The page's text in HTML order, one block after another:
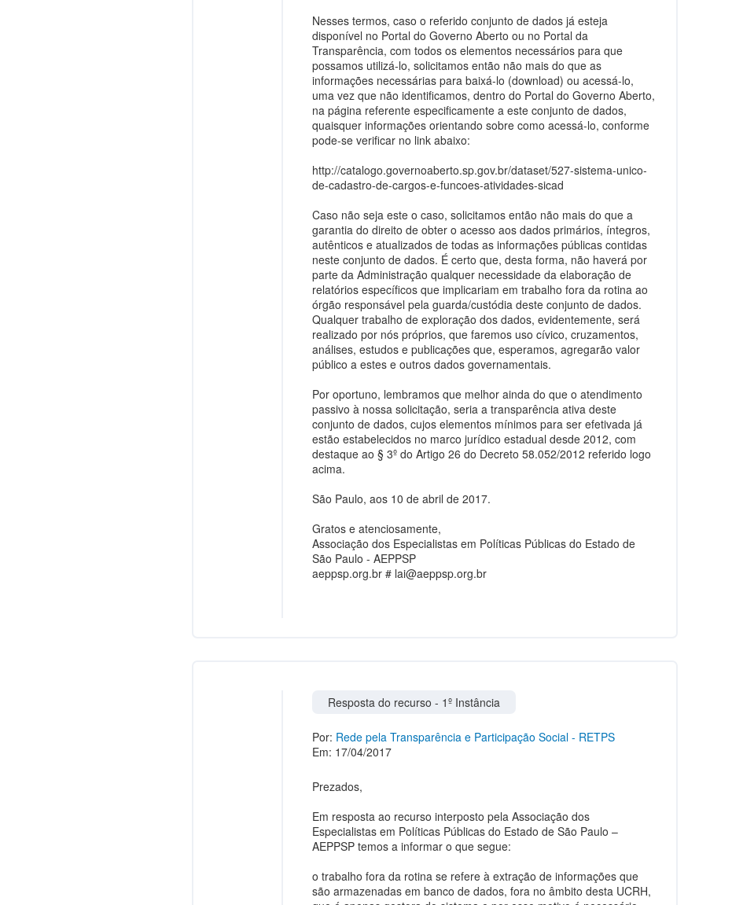
Nesses termos, caso o referido conjunto de dados já esteja
disponível no Portal do Governo Aberto ou no Portal da
Transparência, com todos os elementos necessários para que
possamos utilizá-lo, solicitamos então não mais do que as
informações necessárias para baixá-lo (download) ou acessá-lo,
uma vez que não identificamos, dentro do Portal do Governo Aberto,
na página referente especificamente a este conjunto de dados,
quaisquer informações orientando sobre como acessá-lo, conforme
pode-se verificar no link abaixo:
http://catalogo.governoaberto.sp.gov.br/dataset/527-sistema-unico-
de-cadastro-de-cargos-e-funcoes-atividades-sicad
Caso não seja este o caso, solicitamos então não mais do que a
garantia do direito de obter o acesso aos dados primários, íntegros,
autênticos e atualizados de todas as informações públicas contidas
neste conjunto de dados. É certo que, desta forma, não haverá por
parte da Administração qualquer necessidade da elaboração de
relatórios específicos que implicariam em trabalho fora da rotina ao
órgão responsável pela guarda/custódia deste conjunto de dados.
Qualquer trabalho de exploração dos dados, evidentemente, será
realizado por nós próprios, que faremos uso cívico, cruzamentos,
análises, estudos e publicações que, esperamos, agregarão valor
público a estes e outros dados governamentais.
Por oportuno, lembramos que melhor ainda do que o atendimento
passivo à nossa solicitação, seria a transparência ativa deste
conjunto de dados, cujos elementos mínimos para ser efetivada já
estão estabelecidos no marco jurídico estadual desde 2012, com
destaque ao § 3º do Artigo 26 do Decreto 58.052/2012 referido logo
acima.
São Paulo, aos 10 de abril de 2017.
Gratos e atenciosamente,
Associação dos Especialistas em Políticas Públicas do Estado de
São Paulo - AEPPSP
aeppsp.org.br # lai@aeppsp.org.br
Resposta do recurso - 1º Instância
Por: Rede pela Transparência e Participação Social - RETPS
Em: 17/04/2017
Prezados,
Em resposta ao recurso interposto pela Associação dos
Especialistas em Políticas Públicas do Estado de São Paulo –
AEPPSP temos a informar o que segue:
o trabalho fora da rotina se refere à extração de informações que
são armazenadas em banco de dados, fora no âmbito desta UCRH,